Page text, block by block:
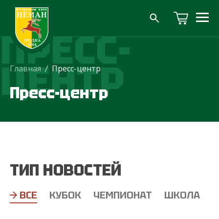
ПРЕСС-
ЦЕНТР
Главная / Пресс-центр
Пресс-центр
ТИП НОВОСТЕЙ
ВСЕ КУБОК ЧЕМПИОНАТ ШКОЛА